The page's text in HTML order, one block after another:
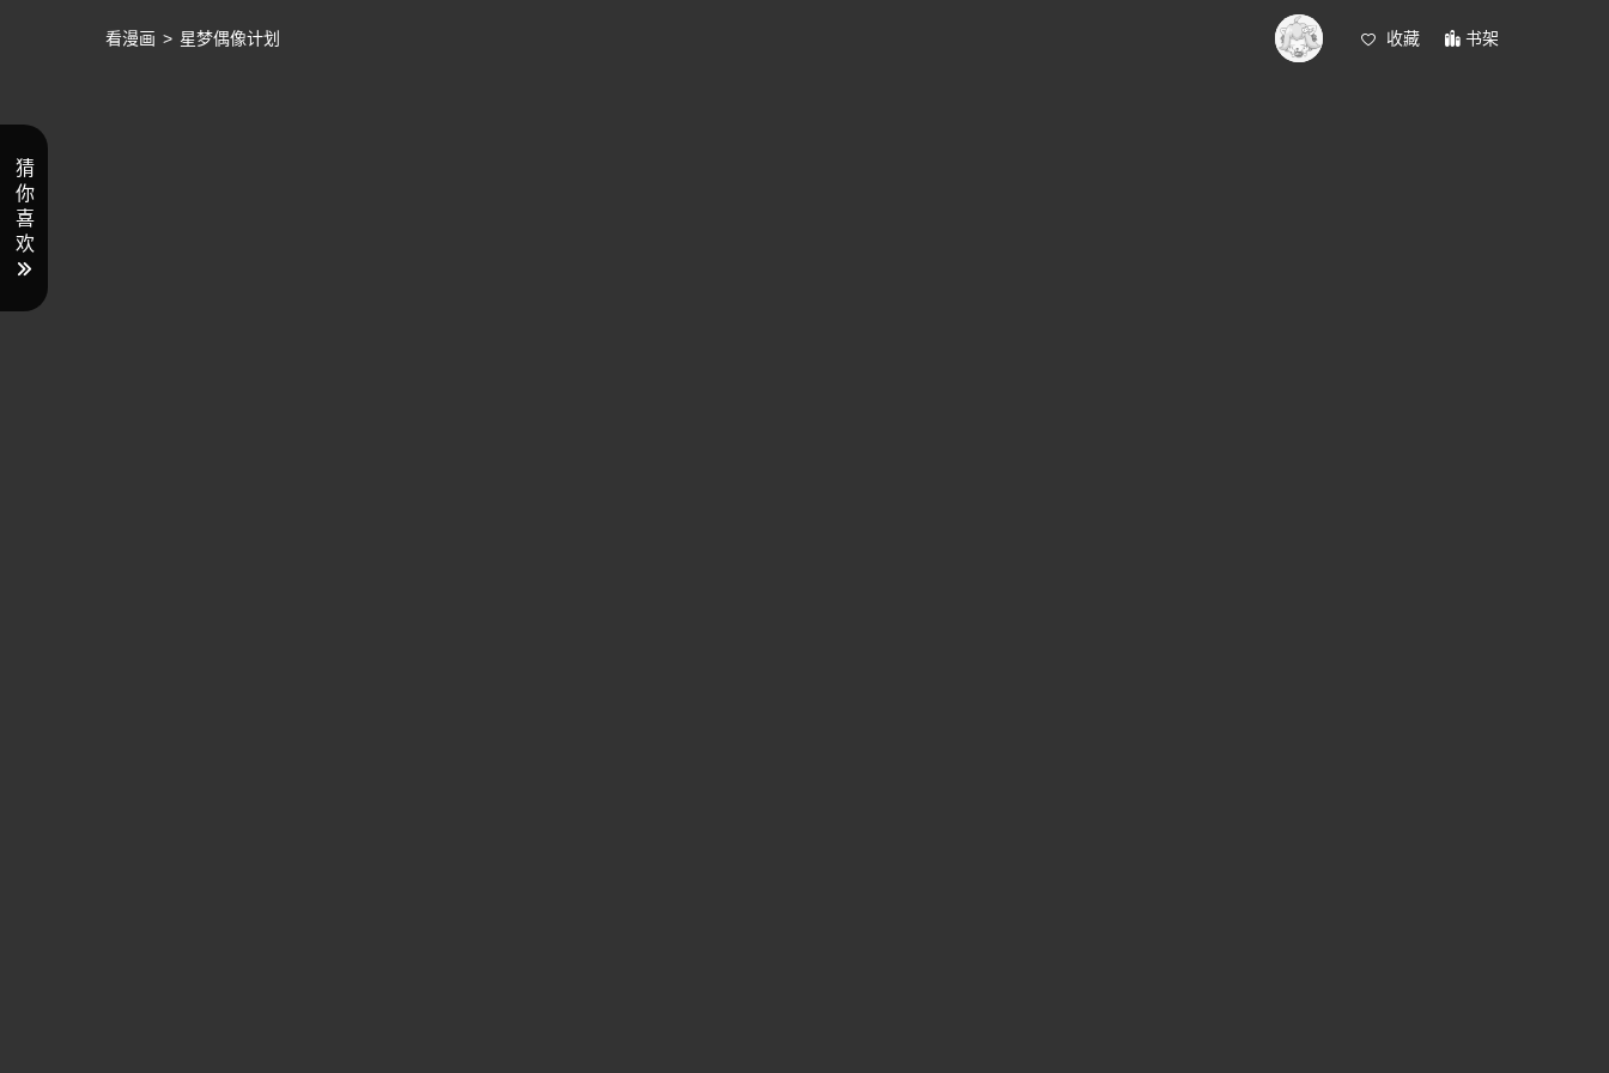
收藏 书架
看漫画 > 星梦偶像计划
猜
你
喜
欢